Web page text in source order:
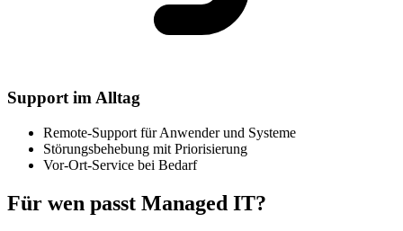
Support im Alltag
Remote-Support für Anwender und Systeme
Störungsbehebung mit Priorisierung
Vor-Ort-Service bei Bedarf
Für wen passt Managed IT?